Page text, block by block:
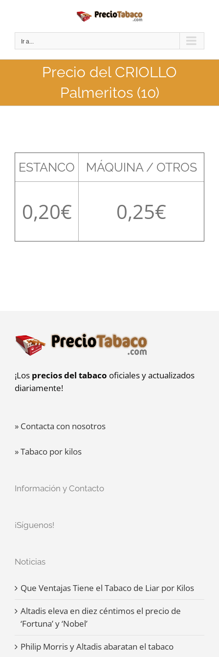
contenido
Ir a...
Precio del CRIOLLO
Palmeritos (10)
ESTANCO MÁQUINA / OTROS
0,20 0,25
¡Los precios del tabaco oficiales y actualizados
diariamente!
» Contacta con nosotros
» Tabaco por kilos
Información y Contacto
¡Síguenos!
Noticias
Que Ventajas Tiene el Tabaco de Liar por Kilos
Altadis eleva en diez céntimos el precio de
‘Fortuna’ y ‘Nobel’
Philip Morris y Altadis abaratan el tabaco